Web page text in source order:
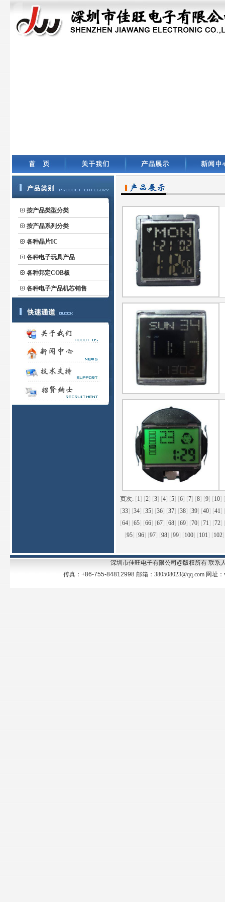
按产品类型分类
按产品系列分类
各种晶片IC
各种电子玩具产品
各种邦定COB板
各种电子产品机芯销售
页次: [1] [2] [3] [4] [5] [6] [7] [8] [9] [10] [
[33] [34] [35] [36] [37] [38] [39] [40] [41]
[64] [65] [66] [67] [68] [69] [70] [71] [72]
[95] [96] [97] [98] [99] [100] [101] [102]
深圳市佳旺电子有限公司@版权所有 联
传真：+86-755-84812998 邮箱： 380508023@qq.com 网址：